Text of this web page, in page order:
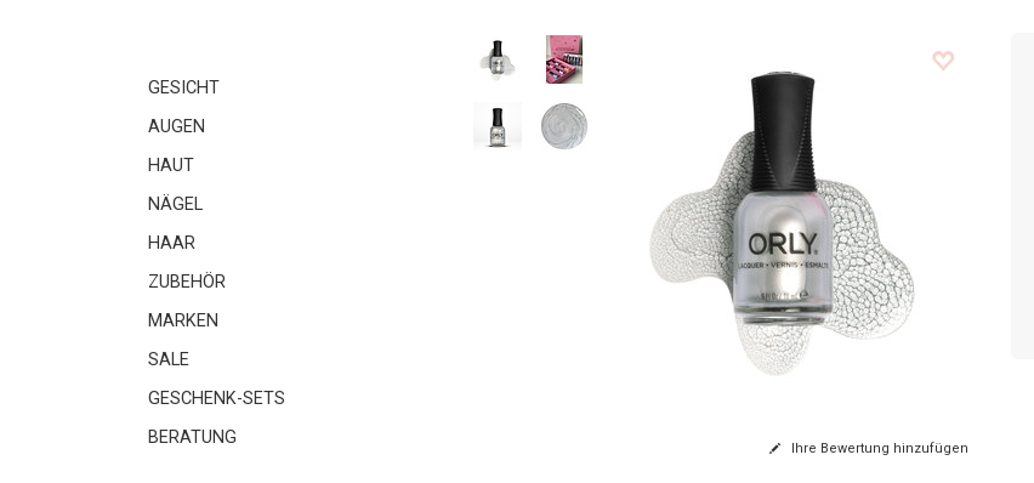
GESICHT
AUGEN
HAUT
NÄGEL
HAAR
ZUBEHÖR
MARKEN
SALE
GESCHENK-SETS
BERATUNG
Ihre Bewertung hinzufügen